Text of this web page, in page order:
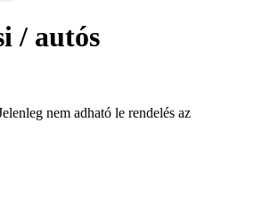
/ autós
nem adható le rendelés az